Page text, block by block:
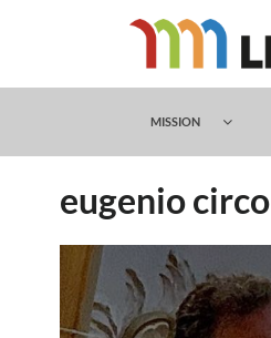
MISSION
eugenio circo